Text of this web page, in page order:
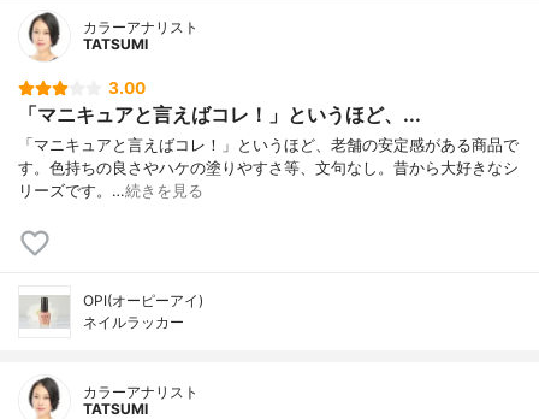
カラーアナリスト
TATSUMI
3.00
「マニキュアと言えばコレ！」というほど、...
「マニキュアと言えばコレ！」というほど、老舗の安定感がある商品で
す。色持ちの良さやハケの塗りやすさ等、文句なし。昔から大好きなシ
リーズです。…続きを見る
OPI(オーピーアイ)
ネイルラッカー
カラーアナリスト
TATSUMI